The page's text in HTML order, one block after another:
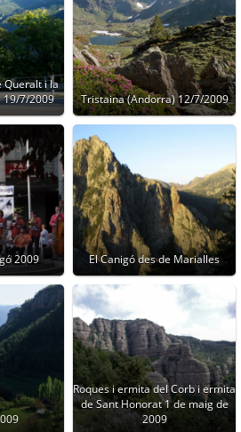
Queralt i la
19/7/2009
Tristaina (Andorra) 12/7/2009
2009 El Canigó des de Marialles
Roques i ermita del Corb i ermita
de Sant Honorat 1 de maig de
2009